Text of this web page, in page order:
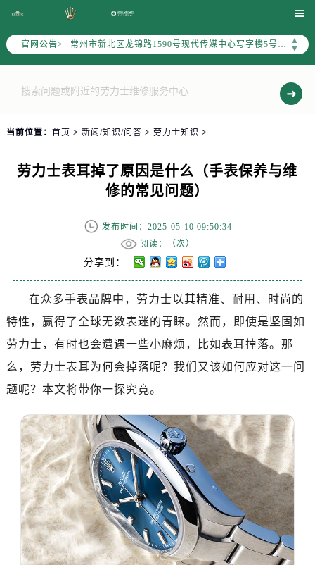

官网公告>
▲
▼
常州市新北区龙锦路1590号现代传媒中心写字楼5号楼10层1008室（需提前预约）
徐州市鼓楼区淮海东路29号苏宁广场IFC国际金融中心写字楼35层3508室（需提前预约）
扬州市邗江区国展路29号星耀天地写字楼1号楼18层1803室（需提前预约）
盐城市盐都区世纪大道5号盐城金融城写字楼1号楼16层1604室（需提前预约）
杭州市上城区钱江路1366号华润大厦写字楼A座5层503-5室（需提前预约）
广州市天河区天河路230号万菱汇国际中心写字楼A塔7层704室（需提前预约）
广州市越秀区环市东路371-375号世界贸易中心大厦南塔写字楼15层07室（需提前预约）
深圳市罗湖区深南东路5001号华润大厦写字楼17层1701室（需提前预约）
惠州市惠城区江北文昌一路7号华贸大厦写字楼1座30层05室（需提前预约）
厦门市思明区湖滨东路95号华润大厦写字楼B座11层1104室（需提前预约）
重庆市江北区观音桥步行街2号融恒时代广场写字楼9层902室（需提前预约）
长沙市芙蓉区定王台街道建湘路393号世茂环球金融中心写字楼（芙蓉广场）10层13室（需提前预约）
太原市迎泽区解放路15号亨得利名表服务中心（品牌授权店）3层整层（需提前预约）
沈阳市沈河区中街路137号亨得利名表服务中心（品牌授权店）1层整层（需提前预约）
沈阳市沈河区中街路83号亨得利名表服务中心（品牌授权店）1层整层（需提前预约）
乌鲁木齐市天山区红山路26号时代广场（CCMALL）C座17层17-B（需提前预约）
温州市鹿城区锦绣路1067号置信广场10层1015室（需提前预约）
当前位置： 首页 > 新闻/知识/问答 > 劳力士知识 >
劳力士表耳掉了原因是什么（手表保养与维
修的常见问题）
发布时间：2025-05-10 09:50:34
阅读：（次）
分享到：
在众多手表品牌中，劳力士以其精准、耐用、时尚的
特性，赢得了全球无数表迷的青睐。然而，即使是坚固如
劳力士，有时也会遭遇一些小麻烦，比如表耳掉落。那
么，劳力士表耳为何会掉落呢？我们又该如何应对这一问
题呢？本文将带你一探究竟。